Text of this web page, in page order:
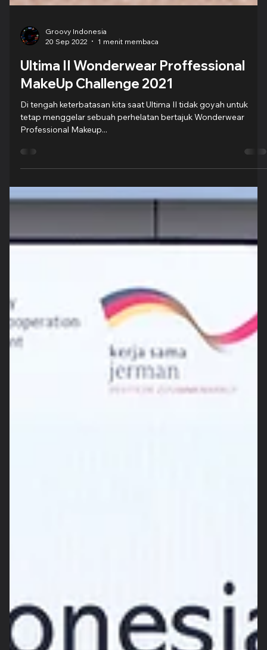
Groovy Indonesia
20 Sep 2022
1 menit membaca
Ultima II Wonderwear Proffessional
MakeUp Challenge 2021
tetap menggelar sebuah perhelatan bertajuk Wonderwear
Professional Makeup...